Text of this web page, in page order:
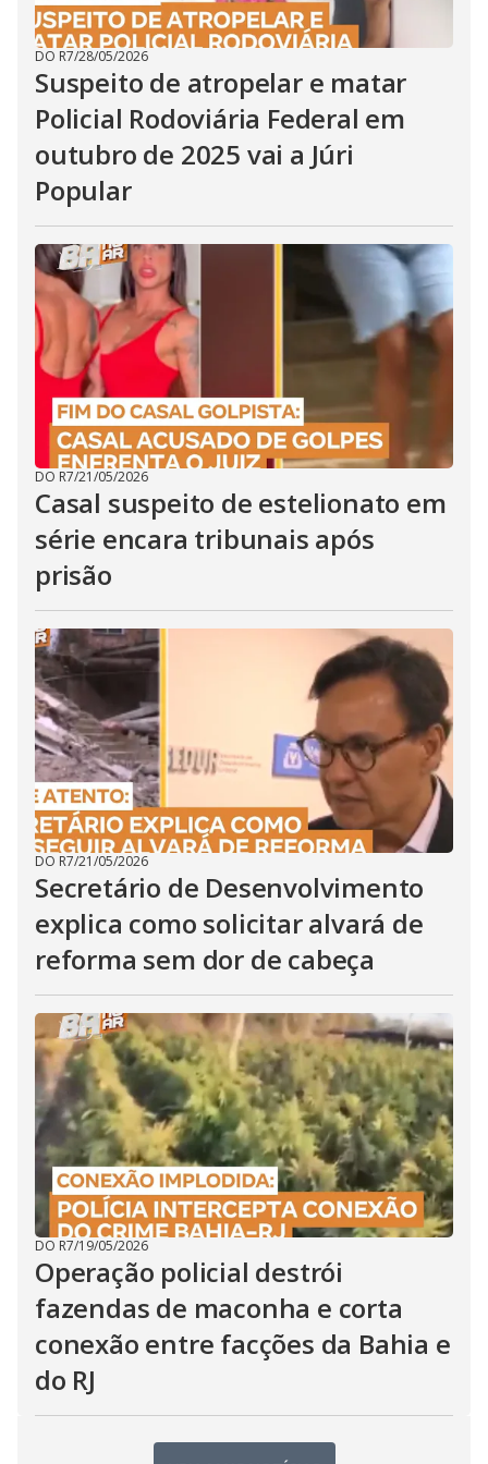
DO R7/28/05/2026
Suspeito de atropelar e matar
Policial Rodoviária Federal em
outubro de 2025 vai a Júri
Popular
DO R7/21/05/2026
Casal suspeito de estelionato em
série encara tribunais após
prisão
DO R7/21/05/2026
Secretário de Desenvolvimento
explica como solicitar alvará de
reforma sem dor de cabeça
DO R7/19/05/2026
Operação policial destrói
fazendas de maconha e corta
conexão entre facções da Bahia e
do RJ